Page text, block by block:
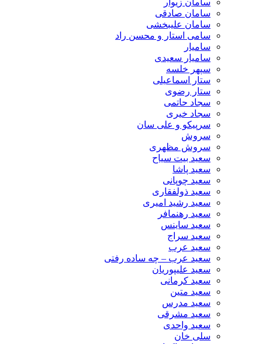
سامان زیوار
سامان صادقی
سامان علیبخشی
سامی استار و محسن راد
سامیار
سامیار سعیدی
سپهر خلسه
ستار اسماعیلی
ستار رضوی
سجاد حاتمی
سجاد خیری
سرپیکو و علی سان
سروش
سروش مظهری
سعید بیت سیاح
سعید پاشا
سعید چوپانی
سعید ذولفقاری
سعید رشید امیری
سعید رهنمافر
سعید ساینس
سعید سراج
سعید عرب
سعید عرب – چه ساده رفتی
سعید علیپوریان
سعید کرمانی
سعید متین
سعید مدرس
سعید مشرقی
سعید واحدی
سلی خان